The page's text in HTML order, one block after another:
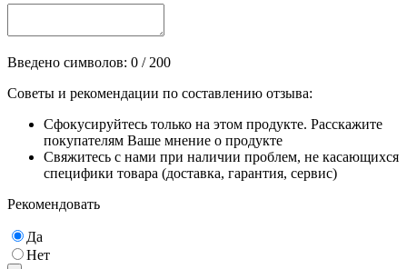
Введено символов: 0 / 200
Советы и рекомендации по составлению отзыва:
Сфокусируйтесь только на этом продукте. Расскажите
покупателям Ваше мнение о продукте
Свяжитесь с нами при наличии проблем, не касающихся
специфики товара (доставка, гарантия, сервис)
Рекомендовать
Да
Нет